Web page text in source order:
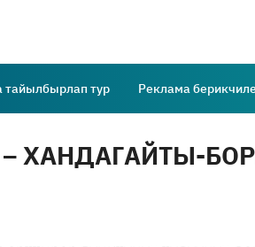
тайылбырлап тур Реклама
ХАНДАГАЙТЫ-